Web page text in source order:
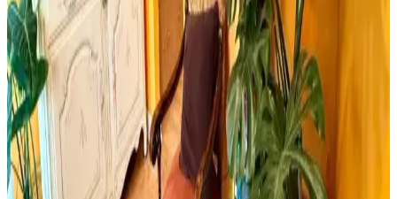
Milwaukee Alüminyum Şerit Metre 8 metre uzunluğu ve 25mm
genişliğiyle, dayanıklı yapısı ve yüksek hassasiyetiyle inşaat ve yapı
sektöründe güvenilir ölçüm sağlar.
Yıpranmış Banyolarda Renk Uyumu ve Mekan
Kullanımı İçin Doğru Boya Seçimi
Yıpranmış banyolarda slate zemin ve vintage detaylarla uyumlu
boya seçimi, sakin tonlar ve vurgu renkleriyle mekanın estetik ve
fonksiyonel dengesini sağlar.